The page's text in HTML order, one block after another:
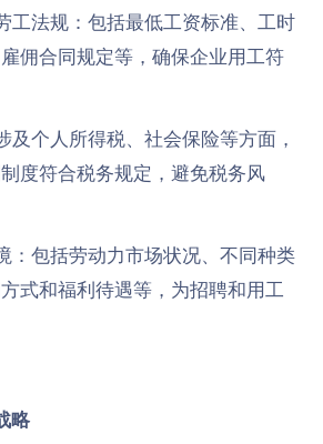
工法规：包括最低工资标准、工时
佣合同规定等，确保企业用工符
及个人所得税、社会保险等方面，
度符合税务规定，避免税务风
：包括劳动力市场状况、不同种类
式和福利待遇等，为招聘和用工
略